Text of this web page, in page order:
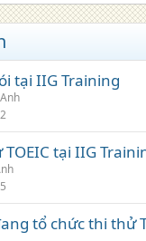
tại IIG Training
tại IIG
tổ chức thi thử